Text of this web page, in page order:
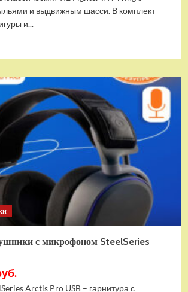
и выдвижным шасси. В комплект
и...
с микрофоном SteelSeries
Arctis Pro USB – гарнитура с